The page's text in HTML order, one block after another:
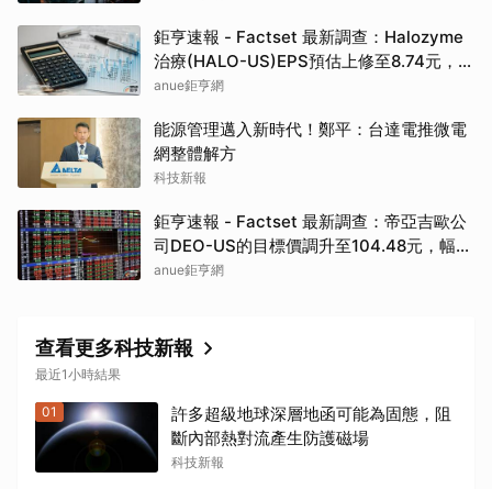
鉅亨速報 - Factset 最新調查：Halozyme
治療(HALO-US)EPS預估上修至8.74元，預
估目標價為105.00元
anue鉅亨網
能源管理邁入新時代！鄭平：台達電推微電
網整體解方
科技新報
鉅亨速報 - Factset 最新調查：帝亞吉歐公
司DEO-US的目標價調升至104.48元，幅度
約3.43%
anue鉅亨網
查看更多科技新報
最近1小時結果
01
許多超級地球深層地函可能為固態，阻
斷內部熱對流產生防護磁場
科技新報